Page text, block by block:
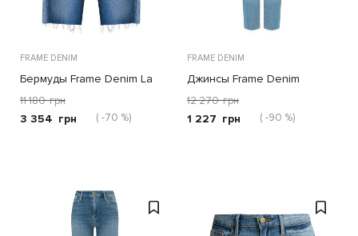
FRAME DENIM
Бермуды Frame Denim La
Vintage синие
11 180 грн
3 354 грн ( -70 %)
FRAME DENIM
Джинсы Frame Denim
светло-голубые
12 270 грн
1 227 грн ( -90 %)